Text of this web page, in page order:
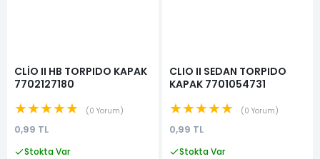
CLİO II HB TORPIDO KAPAK
7702127180
★★★★★ 0 Yorum
0,99 TL
Stokta Var
CLIO II SEDAN TORPIDO
KAPAK 7701054731
★★★★★ 0 Yorum
0,99 TL
Stokta Var